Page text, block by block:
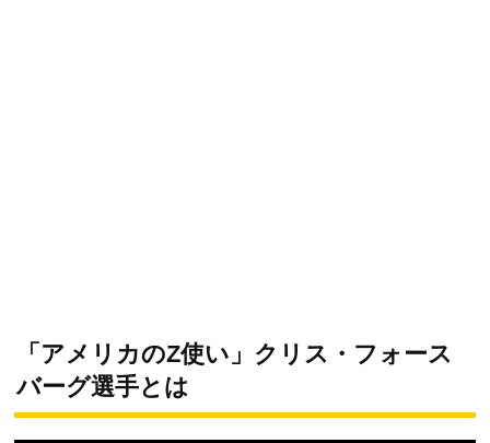
「アメリカのZ使い」クリス・フォース
バーグ選手とは